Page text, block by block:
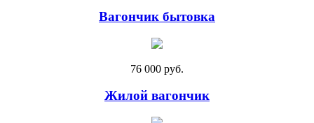
Вагончик бытовка
76 000 руб.
Жилой вагончик